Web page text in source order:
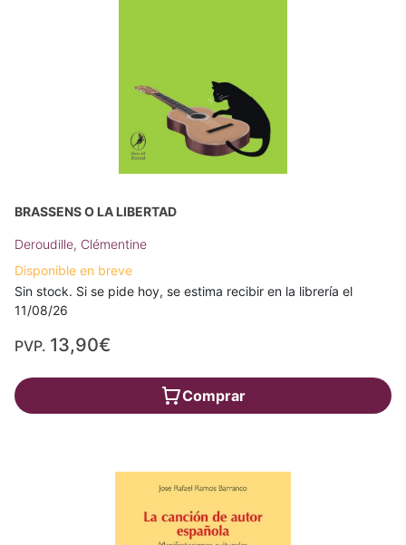
BRASSENS O LA LIBERTAD
Deroudille, Clémentine
Disponible en breve
Sin stock. Si se pide hoy, se estima recibir en la librería el
11/08/26
PVP. 13,90€
Comprar